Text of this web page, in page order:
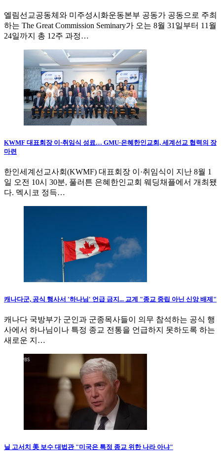
엘림선교공동체와 미주성시화운동본부 공동가 공동으로 주최
하는 The Great Commission Seminary가 오는 8월 31일부터 11월
24일까지 총 12주 과정…
KWMF 대표회장 이·취임식 성료… GMU·은혜한인교회, 세계선교 협력의 장
마련
한인세계선교사회(KWMF) 대표회장 이·취임식이 지난 8월 1
일 오전 10시 30분, 풀러튼 은혜한인교회 웨딩채플에서 개최됐
다. 멕시코 정득…
캐나다군, 공식 행사서 '하나님' 언급 금지... 교계 "종교 중립 아닌 신앙 배제"
캐나다 국방부가 군인과 군종목사들이 의무 참석하는 공식 행
사에서 하나님이나 특정 종교 전통을 언급하지 못하도록 하는
새로운 지…
닐 고서치 美 보수 대법관 "미국은 특정 종교 위한 나라 아냐"